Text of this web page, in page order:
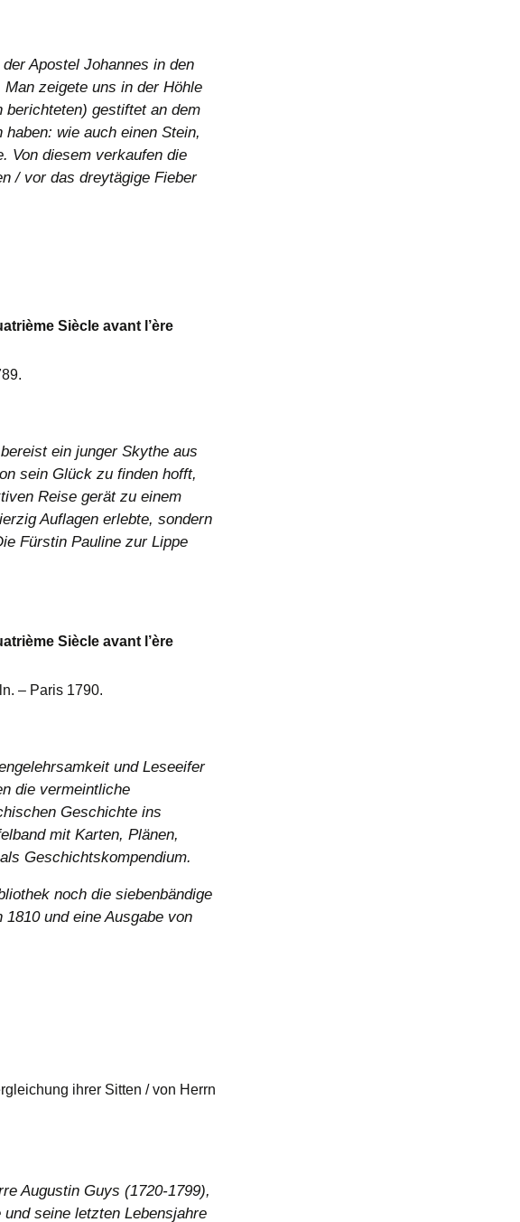
Apostel Johannes in den
zeigete uns in der Höhle
berichteten) gestiftet an dem
wie auch einen Stein,
Von diesem verkaufen die
/ vor das dreytägige Fieber
Siècle avant l’ère
ein junger Skythe aus
sein Glück zu finden hofft,
Reise gerät zu einem
Auflagen erlebte, sondern
Fürstin Pauline zur Lippe
Siècle avant l’ère
– Paris 1790.
und Leseeifer
die vermeintliche
Geschichte ins
mit Karten, Plänen,
Geschichtskompendium.
noch die siebenbändige
und eine Ausgabe von
ihrer Sitten / von Herrn
Augustin Guys (1720-1799),
seine letzten Lebensjahre